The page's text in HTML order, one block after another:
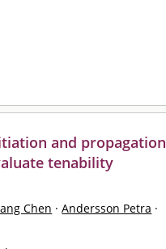
and propagation
tenability
Chen · Andersson Petra ·